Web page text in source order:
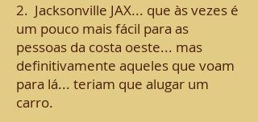
2. Jacksonville JAX... que às vezes é
um pouco mais fácil para as
pessoas da costa oeste... mas
definitivamente aqueles que voam
para lá... teriam que alugar um
carro.